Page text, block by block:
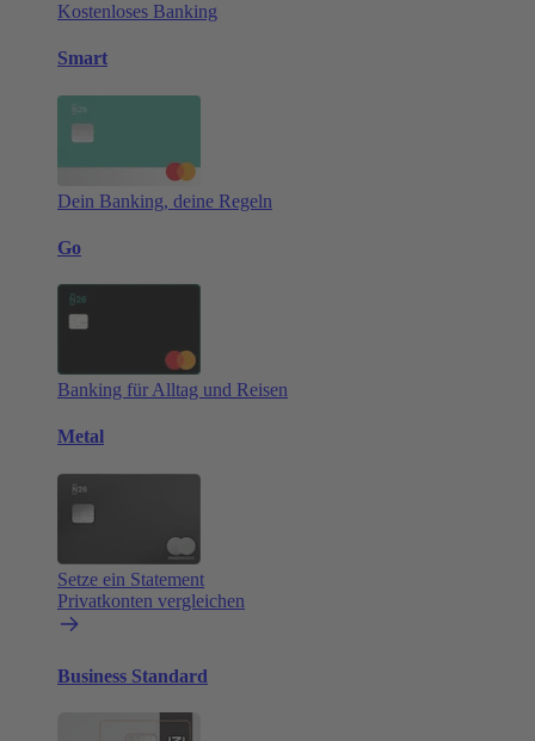
Kostenloses Banking
Smart
Dein Banking, deine Regeln
Go
Banking für Alltag und Reisen
Metal
Setze ein Statement
Privatkonten vergleichen
Business Standard